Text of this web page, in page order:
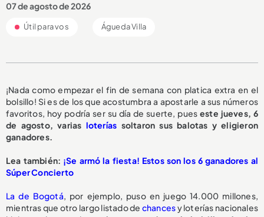
07 de agosto de 2026
Útil para vos Águeda Villa
¡Nada como empezar el fin de semana con platica extra en el
bolsillo! Si es de los que acostumbra a apostarle a sus números
favoritos, hoy podría ser su día de suerte, pueseste jueves, 6
de agosto, varias loterías soltaron sus balotas y eligieron
ganadores.
Lea también: ¡Se armó la fiesta! Estos son los 6 ganadores al
Súper Concierto
La de Bogotá, por ejemplo, puso en juego 14.000 millones,
mientras que otro largo listado de chancesy loterías nacionales